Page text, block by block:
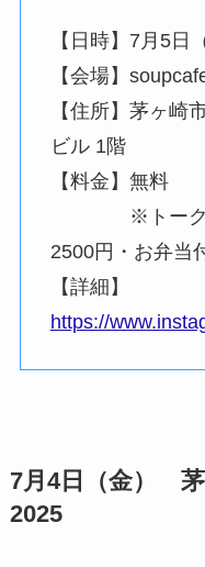
【日時】7月5
【会場】
【住所】茅ヶ崎
ビル 1階
【料金】無料
※トークシ
2500円・お弁当
【詳細】
https://
7月4日（金）
2025